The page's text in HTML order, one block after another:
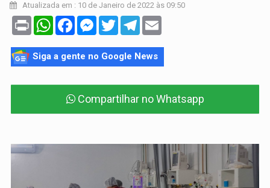
Atualizada em : 10 de Janeiro de 2022 às 09:50
Print WhatsAppFacebookMessenger
TwitterTelegram
Siga a gente no Google News
Compartilhar no Whatsapp